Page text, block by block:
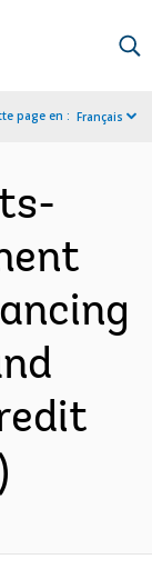
page en : Français